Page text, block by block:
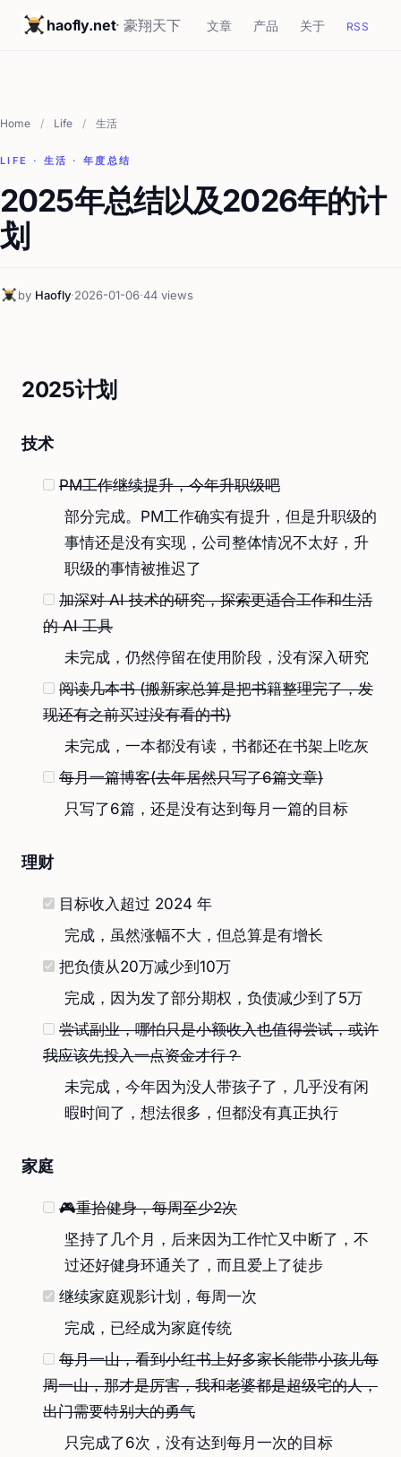
haofly.net· 豪翔天下 文章 产品 关于 RSS
Home / Life / 生活
LIFE · 生活 · 年度总结
2025年总结以及2026年的计
划
by Haofly·2026-01-06·44 views
2025计划
技术
PM工作继续提升，今年升职级吧
部分完成。PM工作确实有提升，但是升职级的
事情还是没有实现，公司整体情况不太好，升
职级的事情被推迟了
加深对 AI 技术的研究，探索更适合工作和生活
的 AI 工具
未完成，仍然停留在使用阶段，没有深入研究
阅读几本书 (搬新家总算是把书籍整理完了，发
现还有之前买过没有看的书)
未完成，一本都没有读，书都还在书架上吃灰
每月一篇博客(去年居然只写了6篇文章)
只写了6篇，还是没有达到每月一篇的目标
理财
目标收入超过 2024 年
完成，虽然涨幅不大，但总算是有增长
把负债从20万减少到10万
完成，因为发了部分期权，负债减少到了5万
尝试副业，哪怕只是小额收入也值得尝试，或许
我应该先投入一点资金才行？
未完成，今年因为没人带孩子了，几乎没有闲
暇时间了，想法很多，但都没有真正执行
家庭
🎮重拾健身，每周至少2次
坚持了几个月，后来因为工作忙又中断了，不
过还好健身环通关了，而且爱上了徒步
继续家庭观影计划，每周一次
完成，已经成为家庭传统
每月一山，看到小红书上好多家长能带小孩儿每
周一山，那才是厉害，我和老婆都是超级宅的人，
出门需要特别大的勇气
只完成了6次，没有达到每月一次的目标